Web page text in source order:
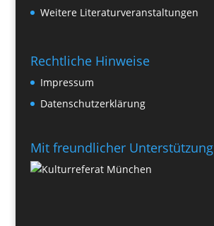
Weitere Literaturveranstaltungen
Rechtliche Hinweise
Impressum
Datenschutzerklärung
Mit freundlicher Unterstützung